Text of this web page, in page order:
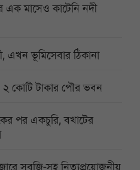
এক মাসেও কাটেনি নদী
এখন ভূমিসেবার ঠিকানা
কোটি টাকার পৌর ভবন
পর একচুরি, বখাটের
সবজি-সহ নিত্যপ্রয়োজনীয়